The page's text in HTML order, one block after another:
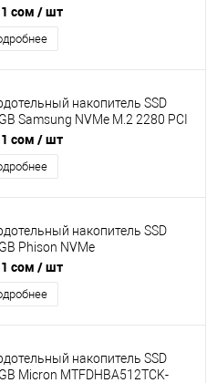
3.0 x4 (NVMe
5300MB/s) [N94050-001]
сом / шт
накопитель SSD
Samsung NVMe M.2 2280 PCI
3.0 x4 (NVMe
2900MB/s) [MZ-VLB512B]
сом / шт
накопитель SSD
Phison NVMe
pulled
сом / шт
накопитель SSD
Micron MTFDHBA512TCK-